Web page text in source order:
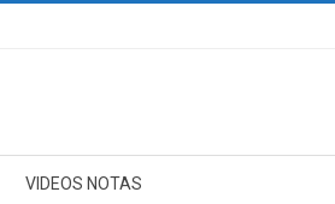
VIDEOS NOTAS